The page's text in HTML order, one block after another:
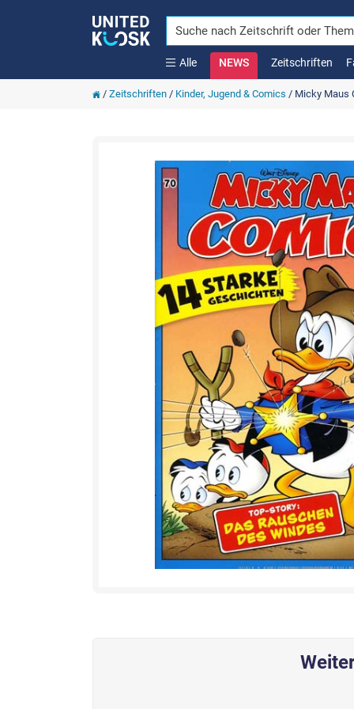
Alle NEWS Zeitschriften
/ Zeitschriften/ Kinder, Jugend & Comics / Micky Maus